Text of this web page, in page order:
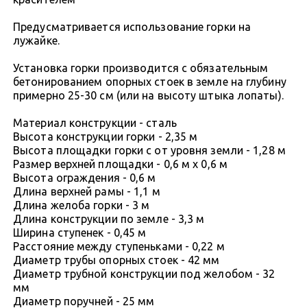
Предусматривается использование горки на
лужайке.
Установка горки производится с обязательным
бетонированием опорных стоек в земле на глубину
примерно 25-30 см (или на высоту штыка лопаты).
Материал конструкции - сталь
Высота конструкции горки - 2,35 м
Высота площадки горки с от уровня земли - 1,28 м
Размер верхней площадки - 0,6 м x 0,6 м
Высота ограждения - 0,6 м
Длина верхней рамы - 1,1 м
Длина желоба горки - 3 м
Длина конструкции по земле - 3,3 м
Ширина ступенек - 0,45 м
Расстояние между ступеньками - 0,22 м
Диаметр трубы опорных стоек - 42 мм
Диаметр трубной конструкции под желобом - 32
мм
Диаметр поручней - 25 мм